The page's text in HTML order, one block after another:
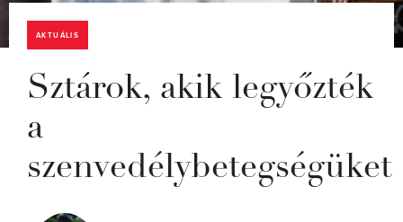
AKTUÁLIS
Sztárok, akik legyőzték
a
szenvedélybetegségüket